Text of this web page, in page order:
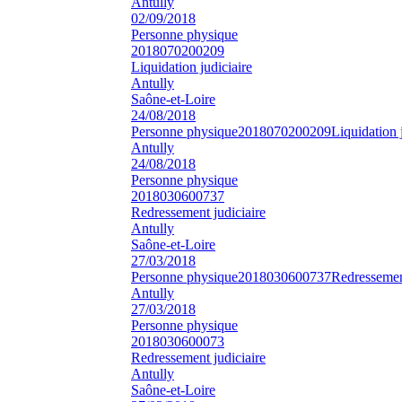
02/09/2018
Personne physique
2018070200209
Liquidation judiciaire
Antully
Saône-et-Loire
24/08/2018
Personne physique2018070200209Liquidation
Antully
24/08/2018
Personne physique
2018030600737
Redressement judiciaire
Antully
Saône-et-Loire
27/03/2018
Personne physique2018030600737
Antully
27/03/2018
Personne physique
2018030600073
Redressement judiciaire
Antully
Saône-et-Loire